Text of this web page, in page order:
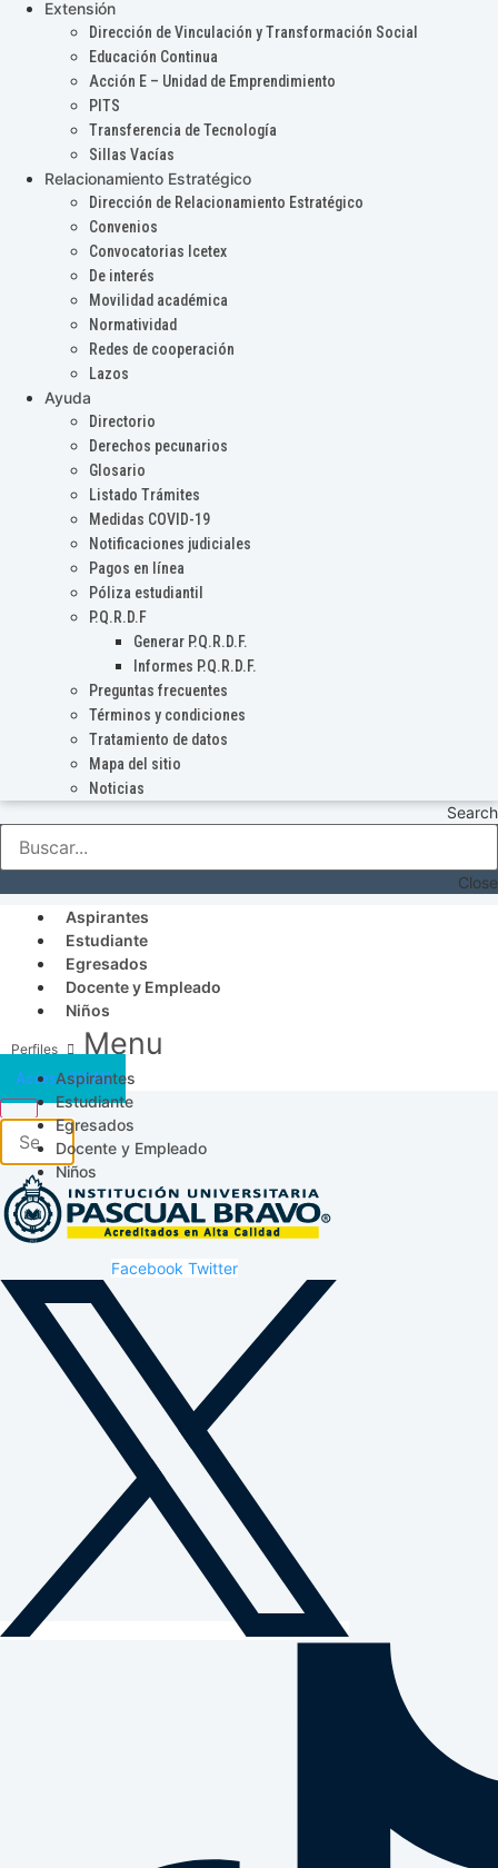
Extensión
Dirección de Vinculación y Transformación Social
Educación Continua
Acción E – Unidad de Emprendimiento
PITS
Transferencia de Tecnología
Sillas Vacías
Relacionamiento Estratégico
Dirección de Relacionamiento Estratégico
Convenios
Convocatorias Icetex
De interés
Movilidad académica
Normatividad
Redes de cooperación
Lazos
Ayuda
Directorio
Derechos pecunarios
Glosario
Listado Trámites
Medidas COVID-19
Notificaciones judiciales
Pagos en línea
Póliza estudiantil
P.Q.R.D.F
Generar P.Q.R.D.F.
Informes P.Q.R.D.F.
Preguntas frecuentes
Términos y condiciones
Tratamiento de datos
Mapa del sitio
Noticias
Search
Close
Aspirantes
Estudiante
Egresados
Docente y Empleado
Niños
Menu
Aspirantes
Estudiante
Egresados
Docente y Empleado
Niños
Acceso SICAU
Facebook Twitter